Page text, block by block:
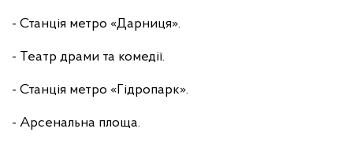
- Станція метро «Дарниця».
- Театр драми та комедії.
- Станція метро «Гідропарк».
- Арсенальна площа.